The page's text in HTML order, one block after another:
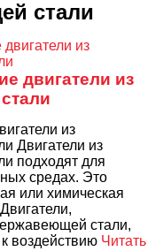
стали
двигатели из
из
Двигатели из
подходят для
средах. Это
или химическая
стали,
воздействию Читать